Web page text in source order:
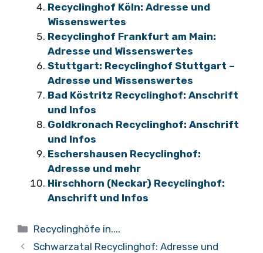
Recyclinghof Köln: Adresse und
Wissenswertes
Recyclinghof Frankfurt am Main:
Adresse und Wissenswertes
Stuttgart: Recyclinghof Stuttgart –
Adresse und Wissenswertes
Bad Köstritz Recyclinghof: Anschrift
und Infos
Goldkronach Recyclinghof: Anschrift
und Infos
Eschershausen Recyclinghof:
Adresse und mehr
Hirschhorn (Neckar) Recyclinghof:
Anschrift und Infos
Kategorien
Recyclinghöfe in....
Schwarzatal Recyclinghof: Adresse und